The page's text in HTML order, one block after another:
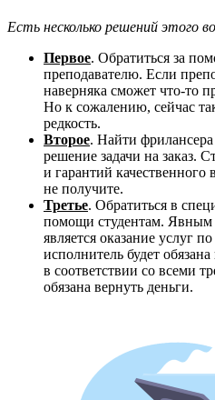
Есть несколько решений этого
Первое. Обратиться за
преподавателю. Если
наверняка сможет что-то
Но к сожалению, сейчас
редкость.
Второе. Найти фрилансера
решение задачи на заказ.
и гарантий
не получите.
Третье. Обратиться в
помощи студентам. Явным
является оказание услуг
исполнитель будет
в соответствии со всеми
обязана вернуть деньги.